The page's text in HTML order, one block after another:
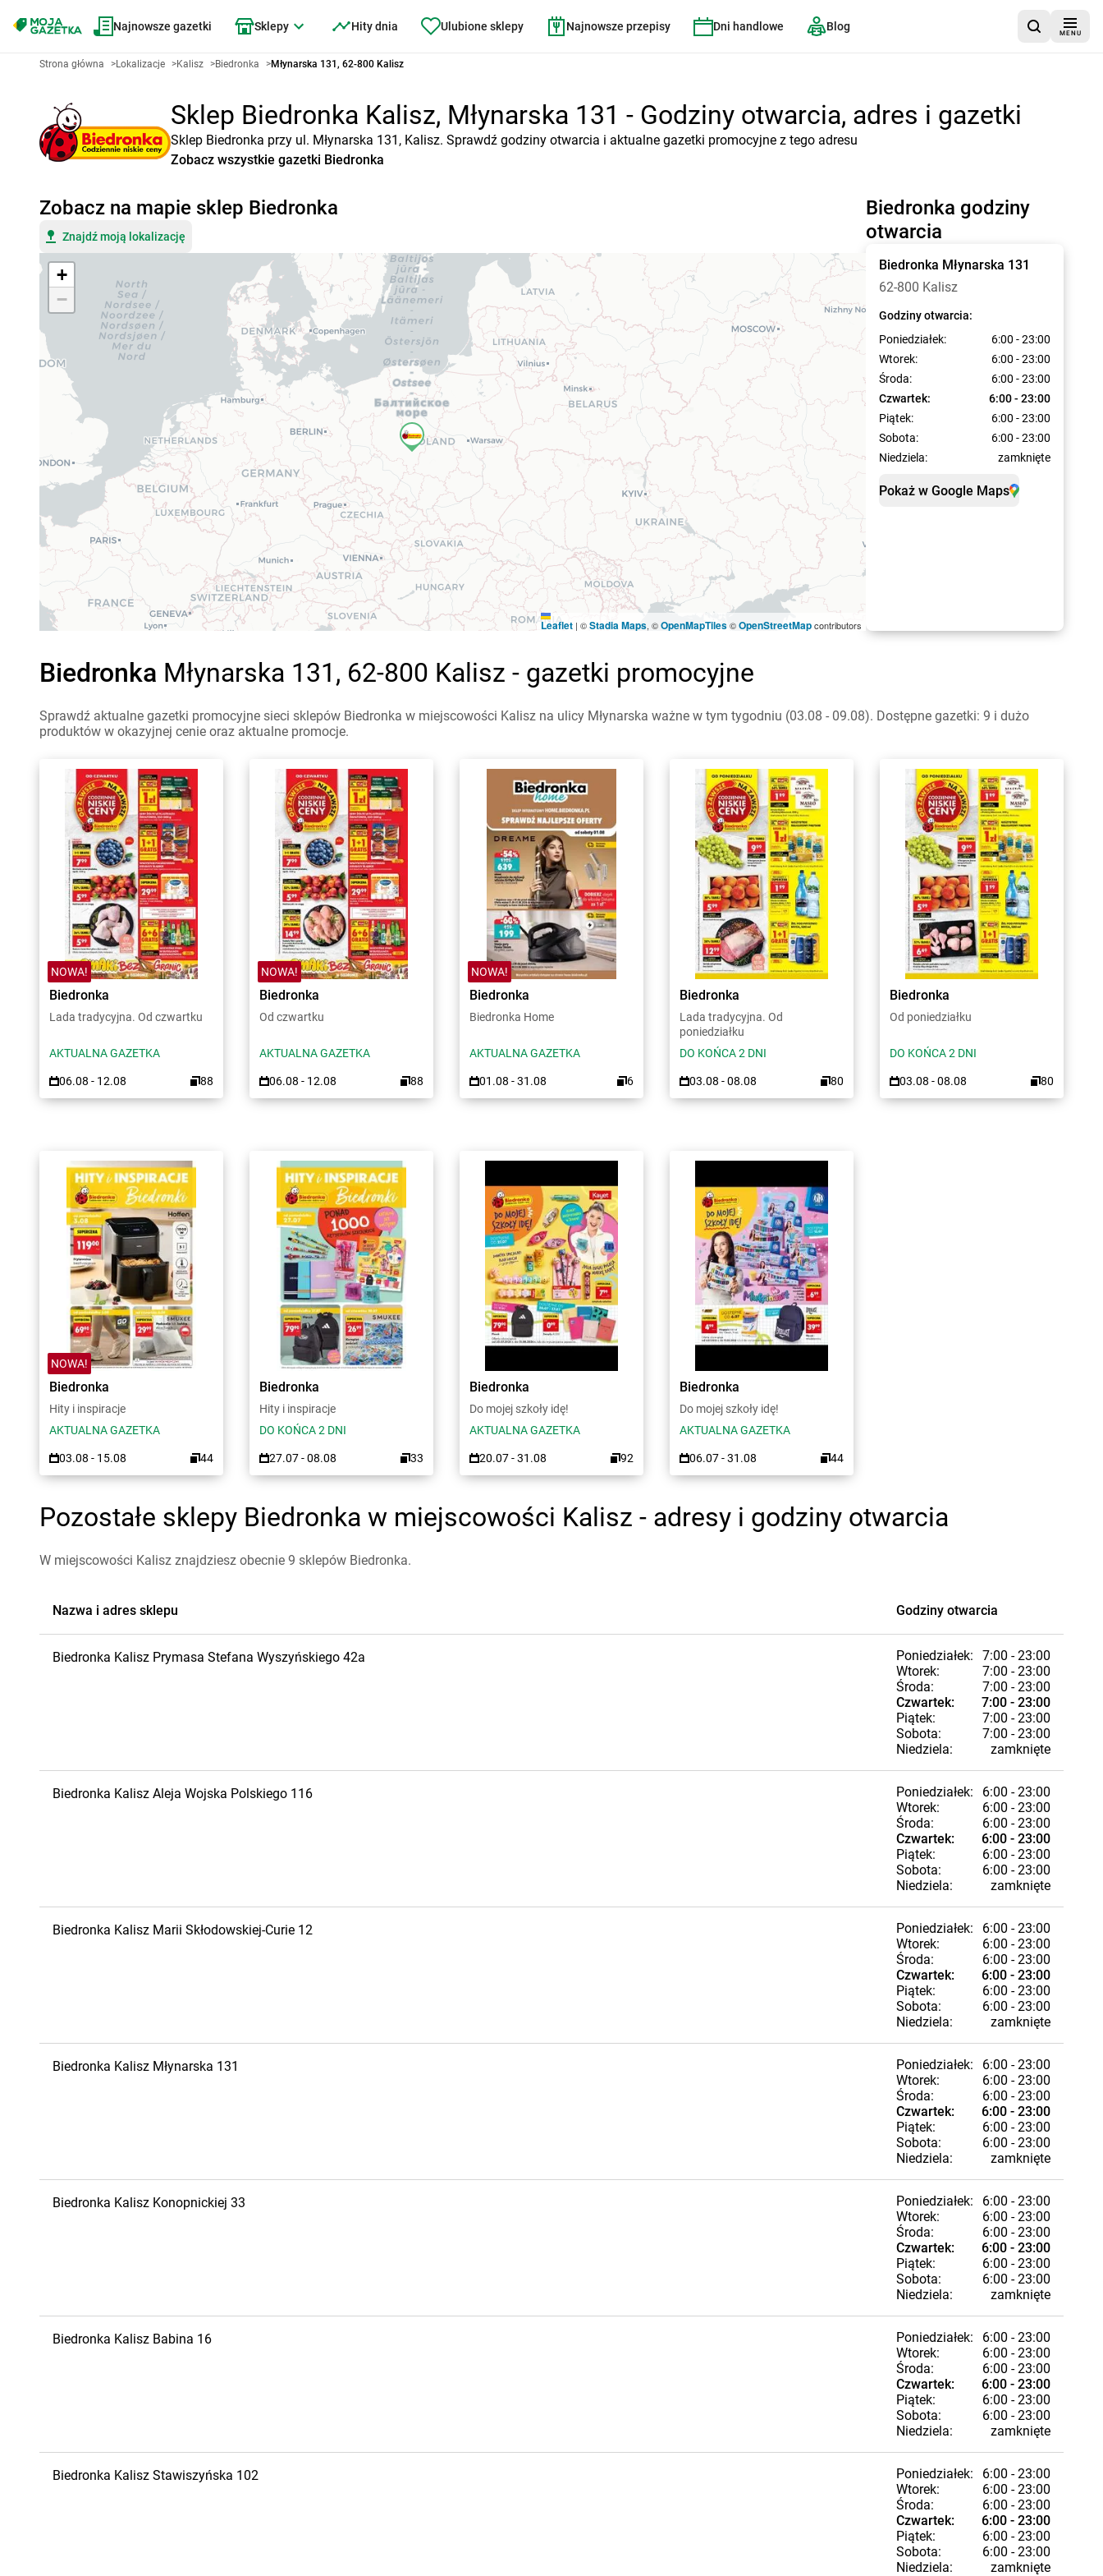
Najnowsze gazetki Sklepy Hity dnia Ulubione sklepy Najnowsze przepisy Dni handlowe Blog
MENU
Strona główna >Lokalizacje >Kalisz >Biedronka >Młynarska 131, 62-800 Kalisz
Sklep Biedronka Kalisz, Młynarska 131 - Godziny otwarcia, adres i gazetki
Sklep Biedronka przy ul. Młynarska 131, Kalisz. Sprawdź godziny otwarcia i aktualne gazetki promocyjne z tego adresu
Zobacz wszystkie gazetki Biedronka
Biedronka godziny
otwarcia
Biedronka Młynarska 131
62-800 Kalisz
Godziny otwarcia:
Poniedziałek:
6:00 - 23:00
Wtorek:
6:00 - 23:00
Środa:
6:00 - 23:00
Czwartek:
6:00 - 23:00
Piątek:
6:00 - 23:00
Sobota:
6:00 - 23:00
Niedziela:
zamknięte
Pokaż w Google Maps
Zobacz na mapie sklep Biedronka
Znajdź moją lokalizację
+
−
Leaflet | ©Stadia Maps, ©OpenMapTiles©OpenStreetMapcontributors
Biedronka Młynarska 131, 62-800 Kalisz - gazetki promocyjne
Sprawdź aktualne gazetki promocyjne sieci sklepów Biedronka w miejscowości Kalisz na ulicy Młynarska ważne w tym tygodniu (03.08 - 09.08). Dostępne gazetki: 9 i dużo
produktów w okazyjnej cenie oraz aktualne promocje.
NOWA!
Biedronka
Lada tradycyjna. Od czwartku
AKTUALNA GAZETKA
06.08 - 12.08 88
NOWA!
Biedronka
Od czwartku
AKTUALNA GAZETKA
06.08 - 12.08 88
NOWA!
Biedronka
Biedronka Home
AKTUALNA GAZETKA
01.08 - 31.08 6
Biedronka
Lada tradycyjna. Od
poniedziałku
DO KOŃCA 2 DNI
03.08 - 08.08 80
Biedronka
Od poniedziałku
DO KOŃCA 2 DNI
03.08 - 08.08 80
NOWA!
Biedronka
Hity i inspiracje
AKTUALNA GAZETKA
03.08 - 15.08 44
Biedronka
Hity i inspiracje
DO KOŃCA 2 DNI
27.07 - 08.08 33
Biedronka
Do mojej szkoły idę!
AKTUALNA GAZETKA
20.07 - 31.08 92
Biedronka
Do mojej szkoły idę!
AKTUALNA GAZETKA
06.07 - 31.08 44
Pozostałe sklepy Biedronka w miejscowości Kalisz - adresy i godziny otwarcia
W miejscowości Kalisz znajdziesz obecnie 9 sklepów Biedronka.
Nazwa i adres sklepu Godziny otwarcia
Biedronka Kalisz Prymasa Stefana Wyszyńskiego 42a Poniedziałek:
7:00 - 23:00
Wtorek:
7:00 - 23:00
Środa:
7:00 - 23:00
Czwartek:
7:00 - 23:00
Piątek:
7:00 - 23:00
Sobota:
7:00 - 23:00
Niedziela:
zamknięte
Biedronka Kalisz Aleja Wojska Polskiego 116 Poniedziałek:
6:00 - 23:00
Wtorek:
6:00 - 23:00
Środa:
6:00 - 23:00
Czwartek:
6:00 - 23:00
Piątek:
6:00 - 23:00
Sobota:
6:00 - 23:00
Niedziela:
zamknięte
Biedronka Kalisz Marii Skłodowskiej-Curie 12 Poniedziałek:
6:00 - 23:00
Wtorek:
6:00 - 23:00
Środa:
6:00 - 23:00
Czwartek:
6:00 - 23:00
Piątek:
6:00 - 23:00
Sobota:
6:00 - 23:00
Niedziela:
zamknięte
Biedronka Kalisz Młynarska 131 Poniedziałek:
6:00 - 23:00
Wtorek:
6:00 - 23:00
Środa:
6:00 - 23:00
Czwartek:
6:00 - 23:00
Piątek:
6:00 - 23:00
Sobota:
6:00 - 23:00
Niedziela:
zamknięte
Biedronka Kalisz Konopnickiej 33 Poniedziałek:
6:00 - 23:00
Wtorek:
6:00 - 23:00
Środa:
6:00 - 23:00
Czwartek:
6:00 - 23:00
Piątek:
6:00 - 23:00
Sobota:
6:00 - 23:00
Niedziela:
zamknięte
Biedronka Kalisz Babina 16 Poniedziałek:
6:00 - 23:00
Wtorek:
6:00 - 23:00
Środa:
6:00 - 23:00
Czwartek:
6:00 - 23:00
Piątek:
6:00 - 23:00
Sobota:
6:00 - 23:00
Niedziela:
zamknięte
Biedronka Kalisz Stawiszyńska 102 Poniedziałek:
6:00 - 23:00
Wtorek:
6:00 - 23:00
Środa:
6:00 - 23:00
Czwartek:
6:00 - 23:00
Piątek:
6:00 - 23:00
Sobota:
6:00 - 23:00
Niedziela:
zamknięte